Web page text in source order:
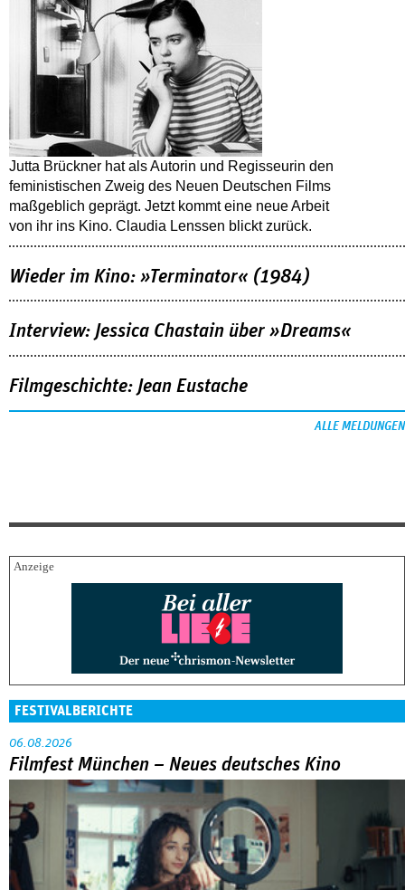
Jutta Brückner hat als Autorin und Regisseurin den
feministischen Zweig des Neuen Deutschen Films
maßgeblich geprägt. Jetzt kommt eine neue Arbeit
von ihr ins Kino. Claudia Lenssen blickt zurück.
Wieder im Kino: »Terminator« (1984)
Interview: Jessica Chastain über »Dreams«
Filmgeschichte: Jean Eustache
ALLE MELDUNGEN
FESTIVALBERICHTE
06.08.2026
Filmfest München – Neues deutsches Kino